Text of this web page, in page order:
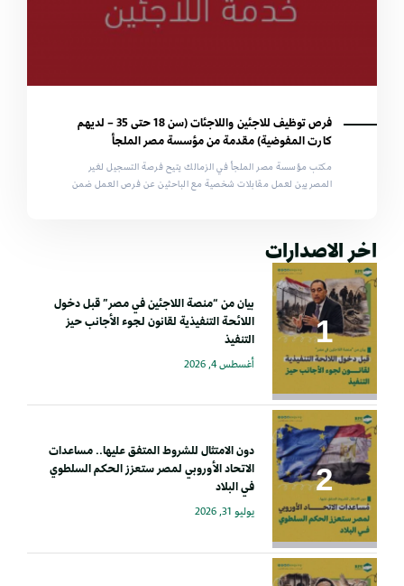
فرص توظيف للاجئين واللاجئات (سن 18 حتى 35 – لديهم
كارت المفوضية) مقدمة من مؤسسة مصر الملجأ
مكتب مؤسسة مصر الملجأ في الزمالك يتيح فرصة التسجيل لغير
المصريين لعمل مقابلات شخصية مع الباحثين عن فرص العمل ضمن
اخر الاصدارات
بيان من “منصة اللاجئين في مصر” قبل دخول
اللائحة التنفيذية لقانون لجوء الأجانب حيز
التنفيذ
أغسطس 4, 2026
دون الامتثال للشروط المتفق عليها.. مساعدات
الاتحاد الأوروبي لمصر ستعزز الحكم السلطوي
في البلاد
يوليو 31, 2026